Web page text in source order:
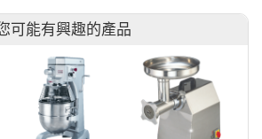
可能有興趣的產品